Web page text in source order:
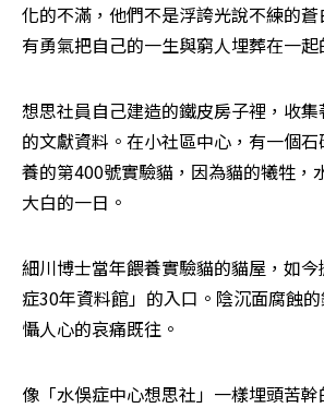
化的不滿，他們不是浮誇光說不練的
有勇氣把自己的一生與窮人埋葬在一起
想思社員自己建造的鐵皮房子裡，收
的文獻資料。在小社區中心，有一個
養的第400號實驗貓，因為貓的犧牲，
大白的一日。
細川博士當年餵養實驗貓的貓屋，如
症30年資料館」的入口。陰沉面腐蝕
懾人心的哀痛既往。
像「水俁症中心想思社」一樣埋頭苦幹